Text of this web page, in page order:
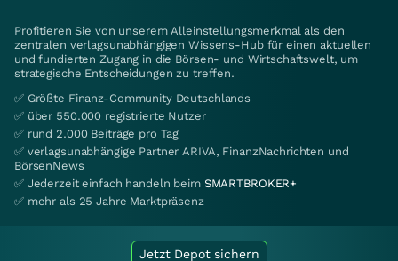
Profitieren Sie von unserem Alleinstellungsmerkmal als den
zentralen verlagsunabhängigen Wissens-Hub für einen aktuellen
und fundierten Zugang in die Börsen- und Wirtschaftswelt, um
strategische Entscheidungen zu treffen.
✅ Größte Finanz-Community Deutschlands
✅ über 550.000 registrierte Nutzer
✅ rund 2.000 Beiträge pro Tag
✅ verlagsunabhängige Partner ARIVA, FinanzNachrichten und
BörsenNews
✅ Jederzeit einfach handeln beim SMARTBROKER+
✅ mehr als 25 Jahre Marktpräsenz
Jetzt Depot sichern